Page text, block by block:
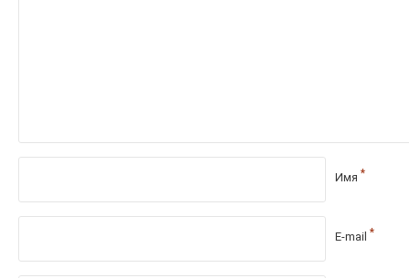
Имя *
E-mail *